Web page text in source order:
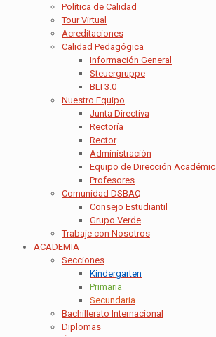
Política de Calidad
Tour Virtual
Acreditaciones
Calidad Pedagógica
Información General
Steuergruppe
BLI 3.0
Nuestro Equipo
Junta Directiva
Rectoría
Rector
Administración
Equipo de Dirección
Profesores
Comunidad DSBAQ
Consejo Estudiantil
Grupo Verde
Trabaje con Nosotros
ACADEMIA
Secciones
Kindergarten
Primaria
Secundaria
Bachillerato Internacional
Diplomas